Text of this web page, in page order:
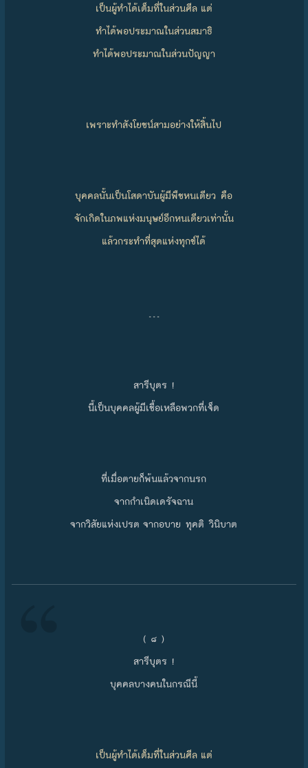
เป็นผู้ทำได้เต็มที่ในส่วนศีล แต่
ทำได้พอประมาณในส่วนสมาธิ
ทำได้พอประมาณในส่วนปัญญา
เพราะทำสังโยชน์สามอย่างให้สิ้นไป
บุคคลนั้นเป็นโสดาบันผู้มีพืชหนเดียว คือ
จักเกิดในภพแห่งมนุษย์อีกหนเดียวเท่านั้น
แล้วกระทำที่สุดแห่งทุกข์ได้
…
สารีบุตร !
นี้เป็นบุคคลผู้มีเชื้อเหลือพวกที่เจ็ด
ที่เมื่อตายก็พ้นแล้วจากนรก
จากกำเนิดเดรัจฉาน
จากวิสัยแห่งเปรต จากอบาย ทุคติ วินิบาต
( ๘ )
สารีบุตร !
บุคคลบางคนในกรณีนี้
เป็นผู้ทำได้เต็มที่ในส่วนศีล แต่